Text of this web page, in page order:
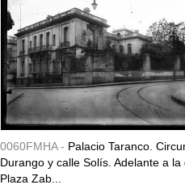
0060FMHA - Palacio Taranco.
Durango y calle Solís. Adelante a la
Plaza Zab...